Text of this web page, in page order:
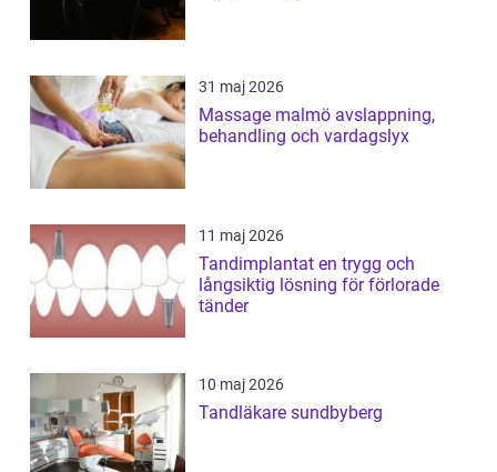
31 maj 2026
Massage malmö avslappning,
behandling och vardagslyx
11 maj 2026
Tandimplantat en trygg och
långsiktig lösning för förlorade
tänder
10 maj 2026
Tandläkare sundbyberg